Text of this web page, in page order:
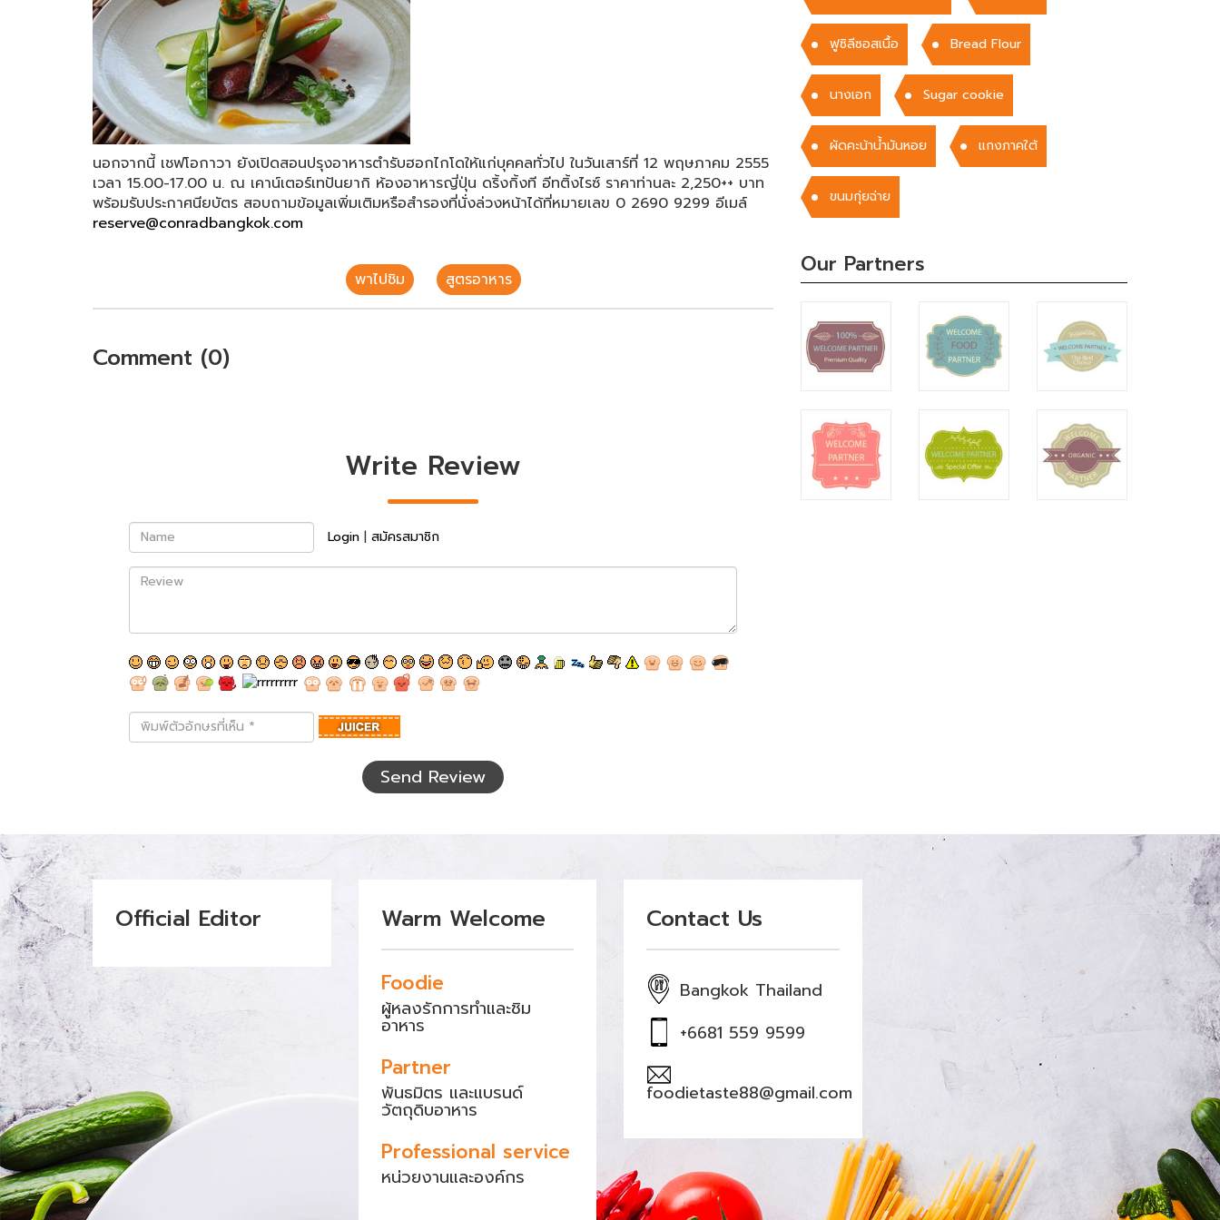
นอกจากนี้ เชฟโอกาวา ยังเปิดสอนปรุงอาหารตำรับฮอกไกโดให้แก่บุคคลทั่วไป ในวันเสาร์ที่ 12 พฤษภาคม 2555
เวลา 15.00-17.00 น. ณ เคาน์เตอร์เทปันยากิ ห้องอาหารญี่ปุ่น ดริ้งกิ้งที อีทติ้งไรซ์ ราคาท่านละ 2,250++ บาท
พร้อมรับประกาศนียบัตร สอบถามข้อมูลเพิ่มเติมหรือสำรองที่นั่งล่วงหน้าได้ที่หมายเลข 0 2690 9299 อีเมล์
reserve@conradbangkok.com
พาไปชิม สูตรอาหาร
Comment (0)
Write Review
Name Login | สมัครสมาชิก
Review
พิมพ์
ตัว
Send Review
ฟูซิลีซอสเนื้อ Bread Flour
นางเอก Sugar cookie
ผัดคะน้าน้ำมันหอย แกงภาคใต้
ขนมกุ่ยฉ่าย
Our Partners
Official Editor Warm Welcome
Foodie
ผู้หลงรักการทำและชิม
อาหาร
Partner
พันธมิตร และแบรนด์
วัตถุดิบอาหาร
Professional service
หน่วยงานและองค์กร
Contact Us
Bangkok Thailand
+6681 559 9599
foodietaste88@gmail.com